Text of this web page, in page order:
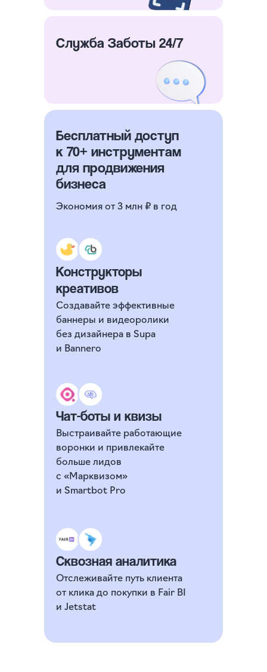
Служба Заботы 24/7
Бесплатный доступ
к 70+ инструментам
для продвижения
бизнеса
Конструкторы
креативов
Создавайте эффективные
баннеры и видеоролики
без дизайнера в Supа
и Bannero
Чат-боты и квизы
Выстраивайте работающие
воронки и привлекайте
больше лидов
с «Марквизом»
и Smartbot Pro
Сквозная аналитика
Отслеживайте путь клиента
от клика до покупки в Fair BI
и Jetstat
Экономия от 3 млн ₽ в год